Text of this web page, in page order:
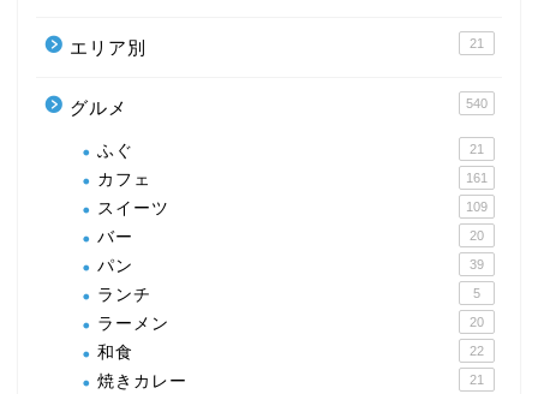
エリア別 21
グルメ 540
ふぐ 21
カフェ 161
スイーツ 109
バー 20
パン 39
ランチ 5
ラーメン 20
和食 22
焼きカレー 21